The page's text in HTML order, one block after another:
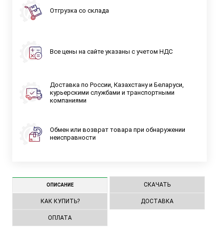
Отгрузка со склада
Все цены на сайте указаны с учетом НДС
Доставка по России, Казахстану и Беларуси,
курьерскими службами и транспортными
компаниями
Обмен или возврат товара при обнаружении
неисправности
ОПИСАНИЕ СКАЧАТЬ
КАК КУПИТЬ? ДОСТАВКА
ОПЛАТА